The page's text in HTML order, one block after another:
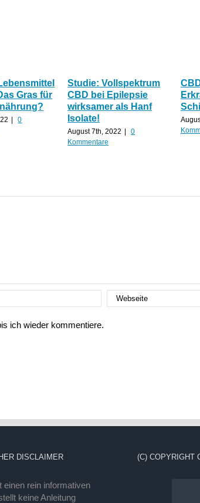
Gras für
|
0
Studie: Vollspektrum
CBD bei Epilepsie
wirksamer als Hanf
Isolate!
August 7th, 2022 |
0
Kommentare
ich wieder kommentiere.
DISCLAIMER
einen rein informativen
keine Anleitung
(C) COPYRIGHT